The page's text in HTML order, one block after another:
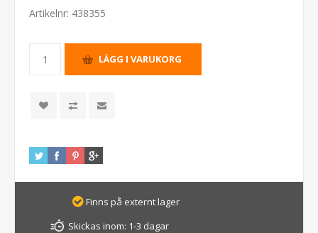
Artikelnr: 438355
Finns på externt lager
Skickas inom: 1-3 dagar